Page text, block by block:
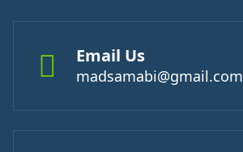
Email Us
madsamabi@gmail.com